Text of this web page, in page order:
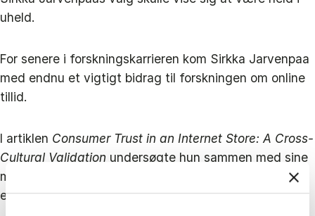
uheld.
For senere i forskningskarrieren kom Sirkka Jarvenpaa
med endnu et vigtigt bidrag til forskningen om online
tillid.
I artiklen Consumer Trust in an Internet Store: A Cross-
Cultural Validation undersøgte hun sammen med sine
medforfattere, hvad der får forbrugere til at stole på
en netbutik.